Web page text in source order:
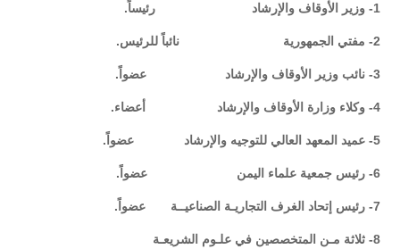
1- وزير الأوقاف والإرشاد رئيساً.
2- مفتي الجمهورية نائباً للرئيس.
3- نائب وزير الأوقاف والإرشاد عضواً.
4- وكلاء وزارة الأوقاف والإرشاد أعضاء.
5- عميد المعهد العالي للتوجيه والإرشاد عضواً.
6- رئيس جمعية علماء اليمن عضواً.
7- رئيس إتحاد الغرف التجاريـة الصناعيــة عضواً.
8- ثلاثة مـن المتخصصين في علـوم الشريعـة